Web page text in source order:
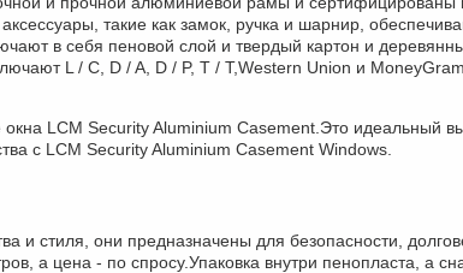
такие как замок, ручка и шарнир,
в себя пеновой слой и твердый картон и
L / C, D / A, D / P, T / T,Western Union и
LCM Security Aluminium Casement.Это идеальный
с LCM Security Aluminium Casement Windows.
и стиля, они предназначены для безопасности,
а цена - по спросу.Упаковка внутри пенопласта, а